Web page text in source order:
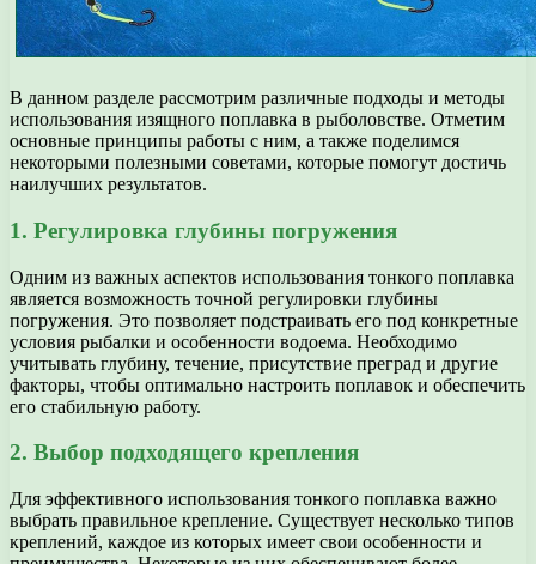
В данном разделе рассмотрим различные подходы и методы
использования изящного поплавка в рыболовстве. Отметим
основные принципы работы с ним, а также поделимся
некоторыми полезными советами, которые помогут достичь
наилучших результатов.
1. Регулировка глубины погружения
Одним из важных аспектов использования тонкого поплавка
является возможность точной регулировки глубины
погружения. Это позволяет подстраивать его под конкретные
условия рыбалки и особенности водоема. Необходимо
учитывать глубину, течение, присутствие преград и другие
факторы, чтобы оптимально настроить поплавок и обеспечить
его стабильную работу.
2. Выбор подходящего крепления
Для эффективного использования тонкого поплавка важно
выбрать правильное крепление. Существует несколько типов
креплений, каждое из которых имеет свои особенности и